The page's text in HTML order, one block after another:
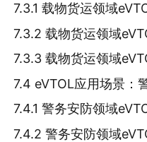
7.3.1 载物货运领域
7.3.2 载物货运领域
7.3.3 载物货运领域
7.4 eVTOL应用场景：
7.4.1 警务安防领域
7.4.2 警务安防领域